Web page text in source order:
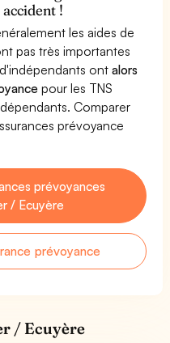
!
les aides de
pas très importantes
ontalors
pour les TNS
Comparer
prévoyance
prévoyances
/ Ecuyère
prévoyance
/ Ecuyère